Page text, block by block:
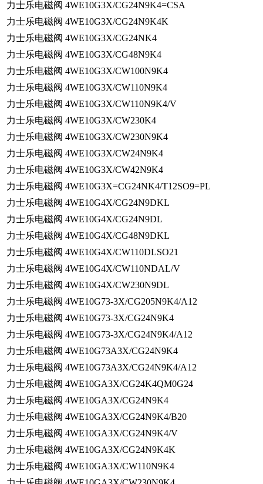
力士乐电磁阀 4WE10G3X/CG24N9K4=CSA
力士乐电磁阀 4WE10G3X/CG24N9K4K
力士乐电磁阀 4WE10G3X/CG24NK4
力士乐电磁阀 4WE10G3X/CG48N9K4
力士乐电磁阀 4WE10G3X/CW100N9K4
力士乐电磁阀 4WE10G3X/CW110N9K4
力士乐电磁阀 4WE10G3X/CW110N9K4/V
力士乐电磁阀 4WE10G3X/CW230K4
力士乐电磁阀 4WE10G3X/CW230N9K4
力士乐电磁阀 4WE10G3X/CW24N9K4
力士乐电磁阀 4WE10G3X/CW42N9K4
力士乐电磁阀 4WE10G3X=CG24NK4/T12SO9=PL
力士乐电磁阀 4WE10G4X/CG24N9DKL
力士乐电磁阀 4WE10G4X/CG24N9DL
力士乐电磁阀 4WE10G4X/CG48N9DKL
力士乐电磁阀 4WE10G4X/CW110DLSO21
力士乐电磁阀 4WE10G4X/CW110NDAL/V
力士乐电磁阀 4WE10G4X/CW230N9DL
力士乐电磁阀 4WE10G73-3X/CG205N9K4/A12
力士乐电磁阀 4WE10G73-3X/CG24N9K4
力士乐电磁阀 4WE10G73-3X/CG24N9K4/A12
力士乐电磁阀 4WE10G73A3X/CG24N9K4
力士乐电磁阀 4WE10G73A3X/CG24N9K4/A12
力士乐电磁阀 4WE10GA3X/CG24K4QM0G24
力士乐电磁阀 4WE10GA3X/CG24N9K4
力士乐电磁阀 4WE10GA3X/CG24N9K4/B20
力士乐电磁阀 4WE10GA3X/CG24N9K4/V
力士乐电磁阀 4WE10GA3X/CG24N9K4K
力士乐电磁阀 4WE10GA3X/CW110N9K4